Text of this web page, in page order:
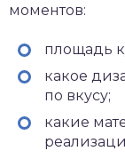
моментов:
площадь
какое
по вкусу;
какие